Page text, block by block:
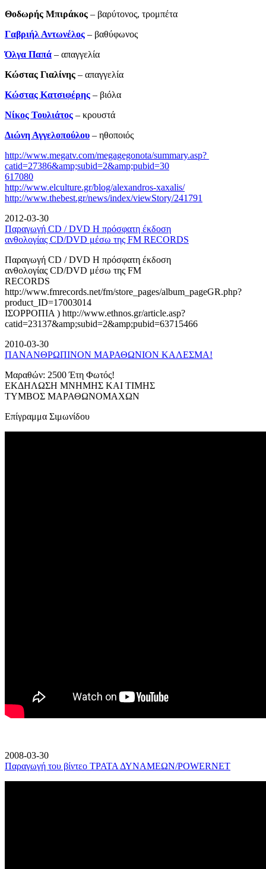
Θοδωρής Μπιράκος – βαρύτονος, τρομπέτα
Γαβριήλ Αντωνέλος – βαθύφωνος
Όλγα Παπά – απαγγελία
Κώστας Γιαλίνης ­– απαγγελία
Κώστας Κατσιφέρης – βιόλα
Νίκος Τουλιάτος – κρουστά
Διώνη Αγγελοπούλου – ηθοποιός
http://www.megatv.com/megagegonota/summary.asp?
catid=27386&amp;subid=2&amp;pubid=30
617080
http://www.elculture.gr/blog/alexandros-xaxalis/
http://www.thebest.gr/news/index/viewStory/241791
2012-03-30
Παραγωγή CD / DVD Η πρόσφατη έκδοση
ανθολογίας CD/DVD μέσω της FM RECORDS
Παραγωγή CD / DVD Η πρόσφατη έκδοση
ανθολογίας CD/DVD μέσω της FM
RECORDS
http://www.fmrecords.net/fm/store_pages/album_pageGR.php?
product_ID=17003014
ΙΣΟΡΡΟΠΙΑ ) http://www.ethnos.gr/article.asp?
catid=23137&amp;subid=2&amp;pubid=63715466
2010-03-30
ΠΑΝΑΝΘΡΩΠΙΝΟΝ ΜΑΡΑΘΩΝΙΟΝ ΚΑΛΕΣΜΑ!
Μαραθών: 2500 Έτη Φωτός!
ΕΚΔΗΛΩΣΗ ΜΝΗΜΗΣ ΚΑΙ ΤΙΜΗΣ
ΤΥΜΒΟΣ ΜΑΡΑΘΩΝΟΜΑΧΩΝ
Επίγραμμα Σιμωνίδου
2008-03-30
Παραγωγή του βίντεο ΤΡΑΤΑ ΔΥΝΑΜΕΩΝ/POWERNET